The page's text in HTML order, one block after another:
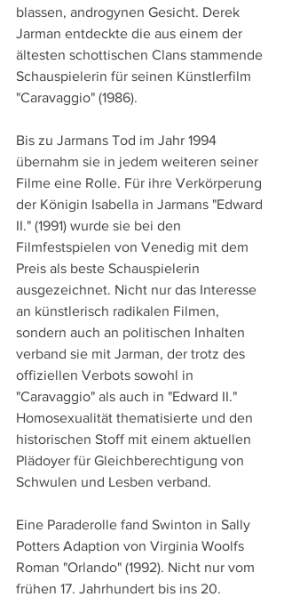
blassen, androgynen Gesicht. Derek
Jarman entdeckte die aus einem der
ältesten schottischen Clans stammende
Schauspielerin für seinen Künstlerfilm
"Caravaggio" (1986).
Bis zu Jarmans Tod im Jahr 1994
übernahm sie in jedem weiteren seiner
Filme eine Rolle. Für ihre Verkörperung
der Königin Isabella in Jarmans "Edward
II." (1991) wurde sie bei den
Filmfestspielen von Venedig mit dem
Preis als beste Schauspielerin
ausgezeichnet. Nicht nur das Interesse
an künstlerisch radikalen Filmen,
sondern auch an politischen Inhalten
verband sie mit Jarman, der trotz des
offiziellen Verbots sowohl in
"Caravaggio" als auch in "Edward II."
Homosexualität thematisierte und den
historischen Stoff mit einem aktuellen
Plädoyer für Gleichberechtigung von
Schwulen und Lesben verband.
Eine Paraderolle fand Swinton in Sally
Potters Adaption von Virginia Woolfs
Roman "Orlando" (1992). Nicht nur vom
frühen 17. Jahrhundert bis ins 20.